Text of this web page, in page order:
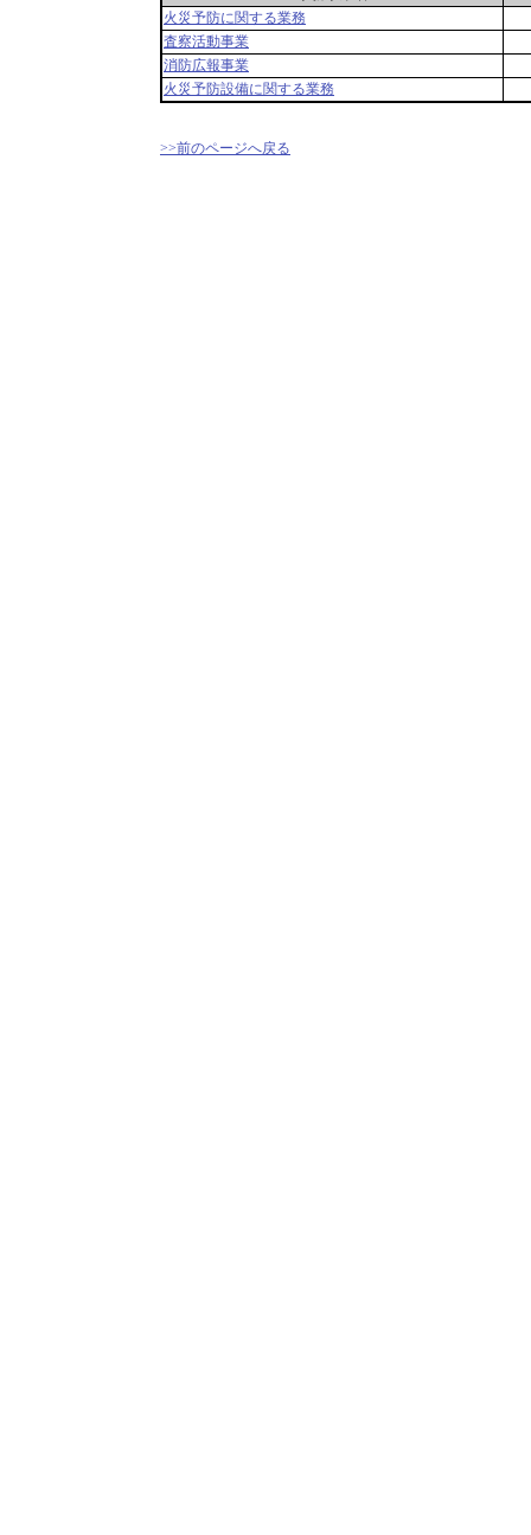
火災予防に関する業務
査察活動事業
消防広報事業
火災予防設備に関する業務
>>前のページへ戻る